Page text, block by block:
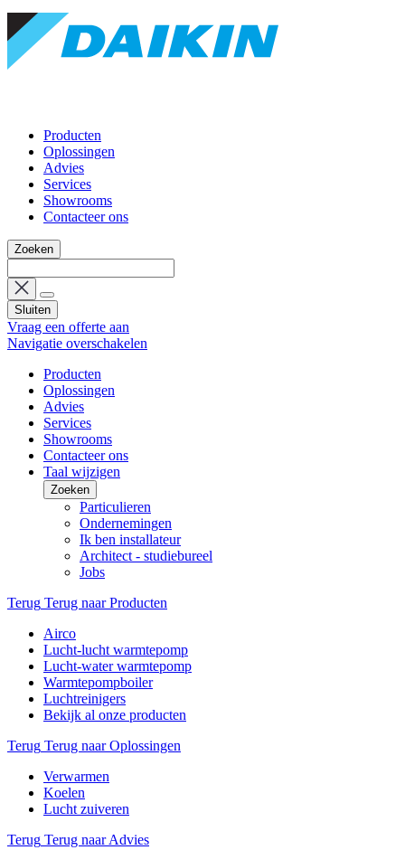
Producten
Oplossingen
Advies
Services
Showrooms
Contacteer ons
Zoeken
Sluiten
Vraag een offerte aan
Navigatie overschakelen
Producten
Oplossingen
Advies
Services
Showrooms
Contacteer ons
Taal wijzigen
Zoeken
Particulieren
Ondernemingen
Ik ben installateur
Architect - studiebureel
Jobs
Terug Terug naar Producten
Airco
Lucht-lucht warmtepomp
Lucht-water warmtepomp
Warmtepompboiler
Luchtreinigers
Bekijk al onze producten
Terug Terug naar Oplossingen
Verwarmen
Koelen
Lucht zuiveren
Terug Terug naar Advies